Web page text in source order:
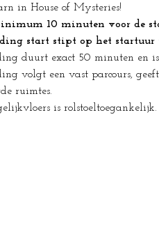
in House of Mysteries!
10 minuten voor de
start stipt op het startuur
duurt exact 50 minuten en
volgt een vast parcours,
ruimtes.
is rolstoeltoegankelijk.